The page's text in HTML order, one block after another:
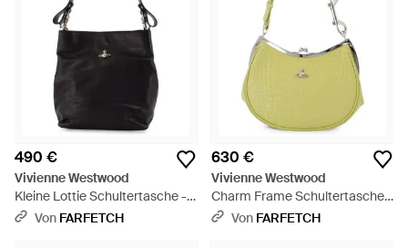
490 €
Vivienne Westwood
Kleine Lottie Schultertasche -
Schwarz
Von FARFETCH
630 €
Vivienne Westwood
Charm Frame Schultertasche
Mit Kroko-Effekt - Mettallic
Von FARFETCH